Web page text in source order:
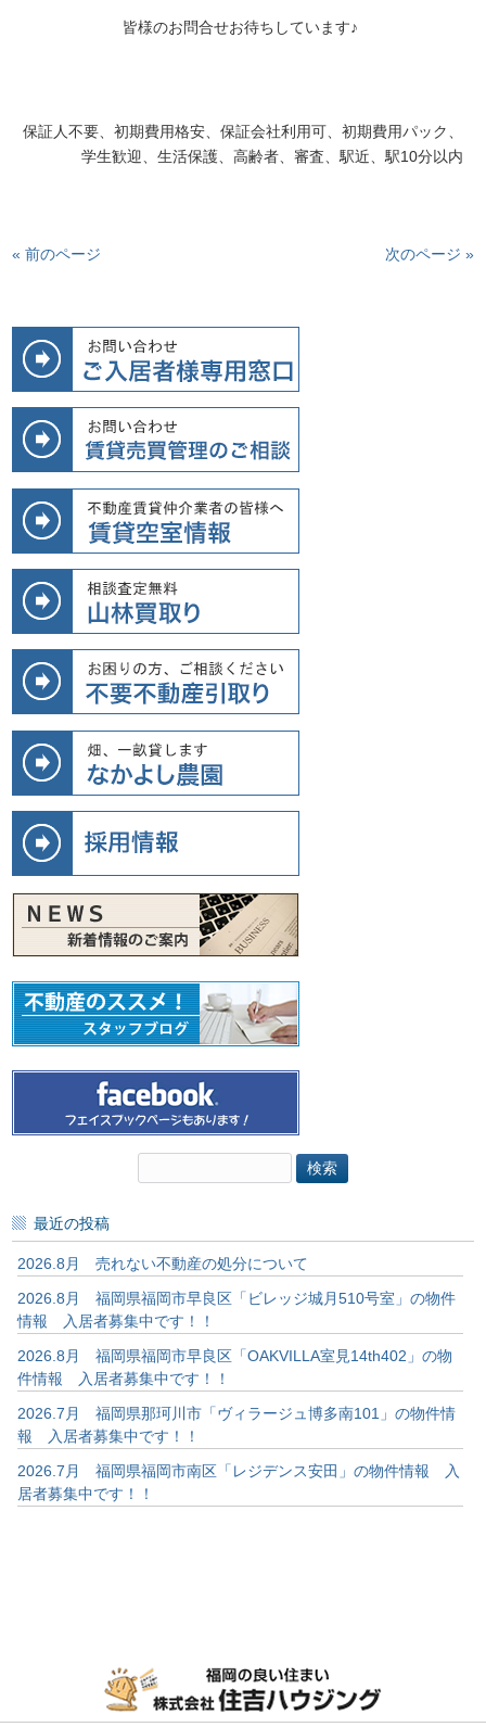
皆様のお問合せお待ちしています♪
保証人不要、初期費用格安、保証会社利用可、初期費用パック、
学生歓迎、生活保護、高齢者、審査、駅近、駅10分以内
« 前のページ 次のページ »
最近の投稿
2026.8月 売れない不動産の処分について
2026.8月 福岡県福岡市早良区「ビレッジ城月510号室」の物件
情報 入居者募集中です！！
2026.8月 福岡県福岡市早良区「OAKVILLA室見14th402」の物
件情報 入居者募集中です！！
2026.7月 福岡県那珂川市「ヴィラージュ博多南101」の物件情
報 入居者募集中です！！
2026.7月 福岡県福岡市南区「レジデンス安田」の物件情報 入
居者募集中です！！